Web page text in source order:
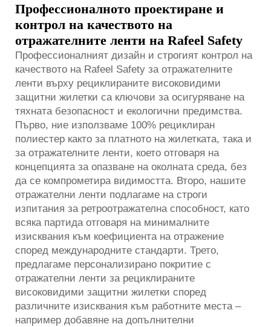
Профессионалното проектиране и
контрол на качеството на
отражателните ленти на Rafeel Safety
Профессионалният дизайн и строгият контрол на
качеството на Rafeel Safety за отражателните
ленти върху рециклираните високовидими
защитни жилетки са ключови за осигуряване на
тяхната безопасност и екологични предимства.
Първо, ние използваме 100% рециклиран
полиестер както за платното на жилетката, така и
за отражателните ленти, което отговаря на
концепцията за опазване на околната среда, без
да се компрометира видимостта. Второ, нашите
отражателни ленти подлагаме на строги
изпитания за ретроотражателна способност, като
всяка партида отговаря на минималните
изисквания към коефициента на отражение
според международните стандарти. Трето,
предлагаме персонализирано покритие с
отражателни ленти за рециклираните
високовидими защитни жилетки според
различните изисквания към работните места –
например добавяне на допълнителни